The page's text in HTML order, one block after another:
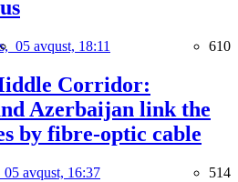
05 avqust, 18:11 610
Corridor:
Azerbaijan link the
by fibre-optic cable
05 avqust, 16:37 514